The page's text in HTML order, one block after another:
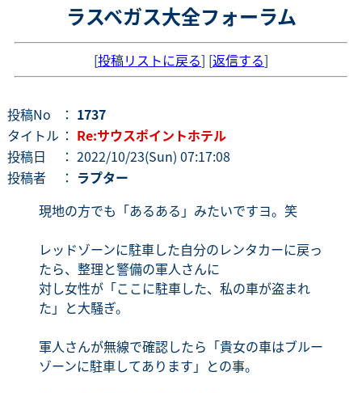
ラスベガス大全フォーラム
[投稿リストに戻る] [返信する]
投稿No ： 1737
タイトル ： Re:サウスポイントホテル
投稿日
： 2022/10/23(Sun) 07:17:08
投稿者
： ラプター
現地の方でも「あるある」みたいですヨ。笑
レッドゾーンに駐車した自分のレンタカーに戻っ
たら、整理と警備の軍人さんに
対し女性が「ここに駐車した、私の車が盗まれ
た」と大騒ぎ。
軍人さんが無線で確認したら「貴女の車はブルー
ゾーンに駐車してあります」との事。